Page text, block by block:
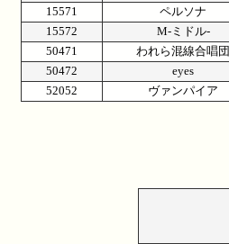
15571
ペルソナ
15572
M-ミドル-
50471
われら混線合唱団
50472
eyes
52052
ヴァンパイア